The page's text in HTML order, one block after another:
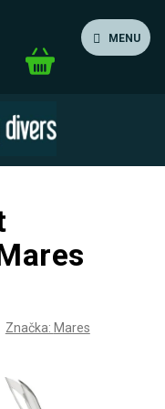
MENU
Nákupní
Značka: Mares